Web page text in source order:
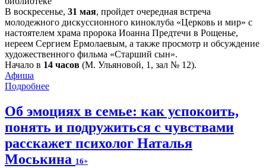
В воскресенье, 31 мая, пройдет очередная встреча
молодежного дискуссионного киноклуба «Церковь и мир» с
настоятелем храма пророка Иоанна Предтечи в Рощенье,
иереем Сергием Ермолаевым, а также просмотр и обсуждение
художественного фильма «Старший сын».
Начало в 14 часов (М. Ульяновой, 1, зал № 12).
Афиша
Подробнее
Об эмоциях в семье: как успокоить,
понять и подружиться с чувствами
расскажет психолог Наталья
Моськина 16+